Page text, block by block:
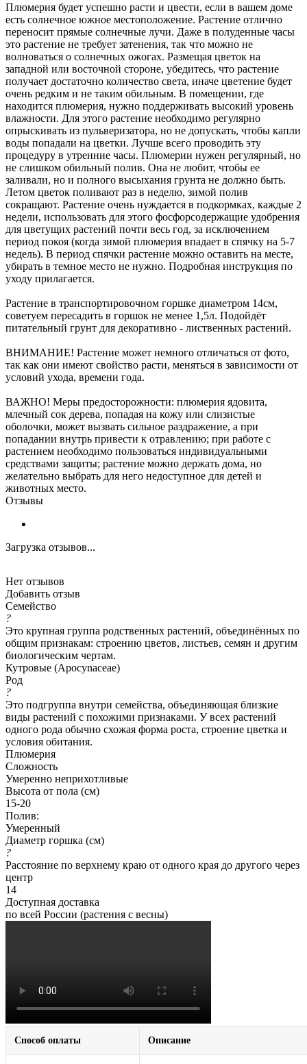
Плюмерия будет успешно расти и цвести, если в вашем доме
есть солнечное южное местоположение. Растение отлично
переносит прямые солнечные лучи. Даже в полуденные часы
это растение не требует затенения, так что можно не
волноваться о солнечных ожогах. Размещая цветок на
западной или восточной стороне, убедитесь, что растение
получает достаточно количество света, иначе цветение будет
очень редким и не таким обильным. В помещении, где
находится плюмерия, нужно поддерживать высокий уровень
влажности. Для этого растение необходимо регулярно
опрыскивать из пульверизатора, но не допускать, чтобы капли
воды попадали на цветки. Лучше всего проводить эту
процедуру в утренние часы. Плюмерии нужен регулярный, но
не слишком обильный полив. Она не любит, чтобы ее
заливали, но и полного высыхания грунта не должно быть.
Летом цветок поливают раз в неделю, зимой полив
сокращают. Растение очень нуждается в подкормках, каждые 2
недели, использовать для этого фосфорсодержащие удобрения
для цветущих растений почти весь год, за исключением
период покоя (когда зимой плюмерия впадает в спячку на 5-7
недель). В период спячки растение можно оставить на месте,
убирать в темное место не нужно. Подробная инструкция по
уходу прилагается.
Растение в транспортировочном горшке диаметром 14см,
советуем пересадить в горшок не менее 1,5л. Подойдёт
питательный грунт для декоративно - лиственных растений.
ВНИМАНИЕ! Растение может немного отличаться от фото,
так как они имеют свойство расти, меняться в зависимости от
условий ухода, времени года.
ВАЖНО! Меры предосторожности: плюмерия ядовита,
млечный сок дерева, попадая на кожу или слизистые
оболочки, может вызвать сильное раздражение, а при
попадании внутрь привести к отравлению; при работе с
растением необходимо пользоваться индивидуальными
средствами защиты; растение можно держать дома, но
желательно выбрать для него недоступное для детей и
животных место.
Отзывы
Загрузка отзывов...
Нет отзывов
Добавить отзыв
Семейство
?
Это крупная группа родственных растений, объединённых по
общим признакам: строению цветов, листьев, семян и другим
биологическим чертам.
Кутровые (Apocynaceae)
Род
?
Это подгруппа внутри семейства, объединяющая близкие
виды растений с похожими признаками. У всех растений
одного рода обычно схожая форма роста, строение цветка и
условия обитания.
Плюмерия
Сложность
Умеренно неприхотливые
Высота от пола (см)
15-20
Полив:
Умеренный
Диаметр горшка (см)
?
Расстояние по верхнему краю от одного края до другого через
центр
14
Доступная доставка
по всей России (растения с весны)
Способ оплаты Описание